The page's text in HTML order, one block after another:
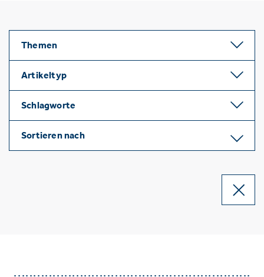
Themen
Artikeltyp
Schlagworte
Sortieren nach